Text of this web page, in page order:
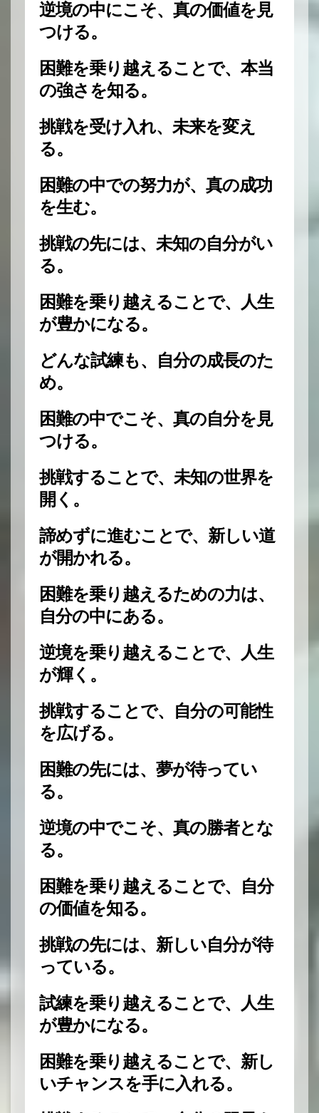
逆境の中にこそ、真の価値を見
つける。
困難を乗り越えることで、本当
の強さを知る。
挑戦を受け入れ、未来を変え
る。
困難の中での努力が、真の成功
を生む。
挑戦の先には、未知の自分がい
る。
困難を乗り越えることで、人生
が豊かになる。
どんな試練も、自分の成長のた
め。
困難の中でこそ、真の自分を見
つける。
挑戦することで、未知の世界を
開く。
諦めずに進むことで、新しい道
が開かれる。
困難を乗り越えるための力は、
自分の中にある。
逆境を乗り越えることで、人生
が輝く。
挑戦することで、自分の可能性
を広げる。
困難の先には、夢が待ってい
る。
逆境の中でこそ、真の勝者とな
る。
困難を乗り越えることで、自分
の価値を知る。
挑戦の先には、新しい自分が待
っている。
試練を乗り越えることで、人生
が豊かになる。
困難を乗り越えることで、新し
いチャンスを手に入れる。